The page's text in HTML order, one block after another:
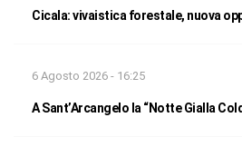
Cicala: vivaistica forestale, nuova
6 Agosto 2026 - 16:25
A Sant’Arcangelo la “Notte Gialla